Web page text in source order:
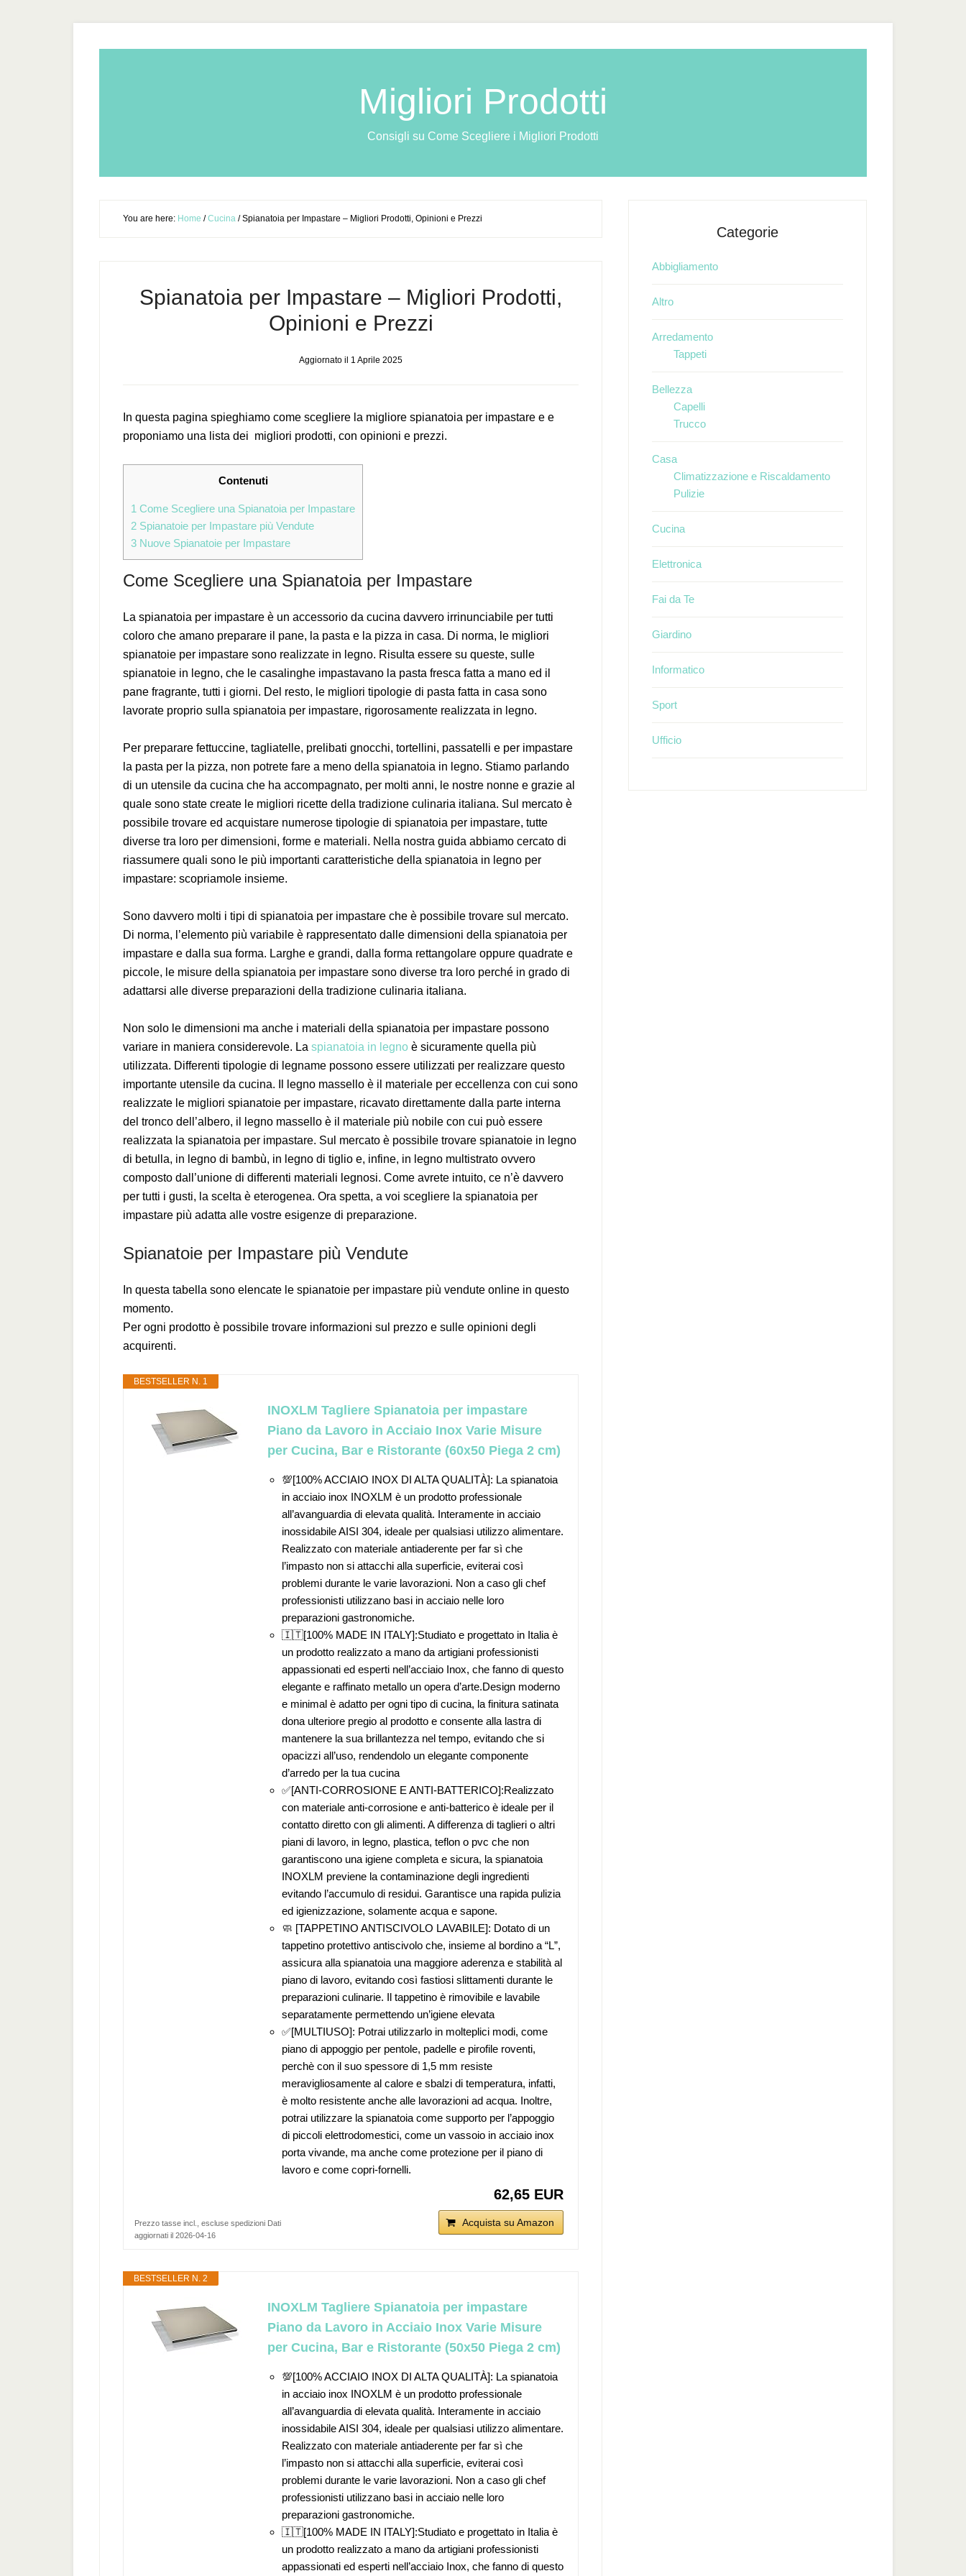
Migliori Prodotti
Consigli su Come Scegliere i Migliori Prodotti
You are here: Home / Cucina /Spianatoia per Impastare – Migliori Prodotti, Opinioni e Prezzi
Spianatoia per Impastare – Migliori Prodotti,
Opinioni e Prezzi
Aggiornato il 1 Aprile 2025
In questa pagina spieghiamo come scegliere la migliore spianatoia per impastare e e
proponiamo una lista dei migliori prodotti, con opinioni e prezzi.
Contenuti
1 Come Scegliere una Spianatoia per Impastare
2 Spianatoie per Impastare più Vendute
3 Nuove Spianatoie per Impastare
Come Scegliere una Spianatoia per Impastare
La spianatoia per impastare è un accessorio da cucina davvero irrinunciabile per tutti
coloro che amano preparare il pane, la pasta e la pizza in casa. Di norma, le migliori
spianatoie per impastare sono realizzate in legno. Risulta essere su queste, sulle
spianatoie in legno, che le casalinghe impastavano la pasta fresca fatta a mano ed il
pane fragrante, tutti i giorni. Del resto, le migliori tipologie di pasta fatta in casa sono
lavorate proprio sulla spianatoia per impastare, rigorosamente realizzata in legno.
Per preparare fettuccine, tagliatelle, prelibati gnocchi, tortellini, passatelli e per impastare
la pasta per la pizza, non potrete fare a meno della spianatoia in legno. Stiamo parlando
di un utensile da cucina che ha accompagnato, per molti anni, le nostre nonne e grazie al
quale sono state create le migliori ricette della tradizione culinaria italiana. Sul mercato è
possibile trovare ed acquistare numerose tipologie di spianatoia per impastare, tutte
diverse tra loro per dimensioni, forme e materiali. Nella nostra guida abbiamo cercato di
riassumere quali sono le più importanti caratteristiche della spianatoia in legno per
impastare: scopriamole insieme.
Sono davvero molti i tipi di spianatoia per impastare che è possibile trovare sul mercato.
Di norma, l’elemento più variabile è rappresentato dalle dimensioni della spianatoia per
impastare e dalla sua forma. Larghe e grandi, dalla forma rettangolare oppure quadrate e
piccole, le misure della spianatoia per impastare sono diverse tra loro perché in grado di
adattarsi alle diverse preparazioni della tradizione culinaria italiana.
Non solo le dimensioni ma anche i materiali della spianatoia per impastare possono
variare in maniera considerevole. La spianatoia in legno è sicuramente quella più
utilizzata. Differenti tipologie di legname possono essere utilizzati per realizzare questo
importante utensile da cucina. Il legno massello è il materiale per eccellenza con cui sono
realizzate le migliori spianatoie per impastare, ricavato direttamente dalla parte interna
del tronco dell’albero, il legno massello è il materiale più nobile con cui può essere
realizzata la spianatoia per impastare. Sul mercato è possibile trovare spianatoie in legno
di betulla, in legno di bambù, in legno di tiglio e, infine, in legno multistrato ovvero
composto dall’unione di differenti materiali legnosi. Come avrete intuito, ce n’è davvero
per tutti i gusti, la scelta è eterogenea. Ora spetta, a voi scegliere la spianatoia per
impastare più adatta alle vostre esigenze di preparazione.
Spianatoie per Impastare più Vendute
In questa tabella sono elencate le spianatoie per impastare più vendute online in questo
momento.
Per ogni prodotto è possibile trovare informazioni sul prezzo e sulle opinioni degli
acquirenti.
BESTSELLER N. 1
INOXLM Tagliere Spianatoia per impastare
Piano da Lavoro in Acciaio Inox Varie Misure
per Cucina, Bar e Ristorante (60x50 Piega 2 cm)
💯[100% ACCIAIO INOX DI ALTA QUALITÀ]: La spianatoia
in acciaio inox INOXLM è un prodotto professionale
all’avanguardia di elevata qualità. Interamente in acciaio
inossidabile AISI 304, ideale per qualsiasi utilizzo alimentare.
Realizzato con materiale antiaderente per far sì che
l’impasto non si attacchi alla superficie, eviterai così
problemi durante le varie lavorazioni. Non a caso gli chef
professionisti utilizzano basi in acciaio nelle loro
preparazioni gastronomiche.
🇮🇹[100% MADE IN ITALY]:Studiato e progettato in Italia è
un prodotto realizzato a mano da artigiani professionisti
appassionati ed esperti nell’acciaio Inox, che fanno di questo
elegante e raffinato metallo un opera d’arte.Design moderno
e minimal è adatto per ogni tipo di cucina, la finitura satinata
dona ulteriore pregio al prodotto e consente alla lastra di
mantenere la sua brillantezza nel tempo, evitando che si
opacizzi all’uso, rendendolo un elegante componente
d’arredo per la tua cucina
✅[ANTI-CORROSIONE E ANTI-BATTERICO]:Realizzato
con materiale anti-corrosione e anti-batterico è ideale per il
contatto diretto con gli alimenti. A differenza di taglieri o altri
piani di lavoro, in legno, plastica, teflon o pvc che non
garantiscono una igiene completa e sicura, la spianatoia
INOXLM previene la contaminazione degli ingredienti
evitando l’accumulo di residui. Garantisce una rapida pulizia
ed igienizzazione, solamente acqua e sapone.
🧼 [TAPPETINO ANTISCIVOLO LAVABILE]: Dotato di un
tappetino protettivo antiscivolo che, insieme al bordino a “L”,
assicura alla spianatoia una maggiore aderenza e stabilità al
piano di lavoro, evitando così fastiosi slittamenti durante le
preparazioni culinarie. Il tappetino è rimovibile e lavabile
separatamente permettendo un’igiene elevata
✅[MULTIUSO]: Potrai utilizzarlo in molteplici modi, come
piano di appoggio per pentole, padelle e pirofile roventi,
perchè con il suo spessore di 1,5 mm resiste
meravigliosamente al calore e sbalzi di temperatura, infatti,
è molto resistente anche alle lavorazioni ad acqua. Inoltre,
potrai utilizzare la spianatoia come supporto per l’appoggio
di piccoli elettrodomestici, come un vassoio in acciaio inox
porta vivande, ma anche come protezione per il piano di
lavoro e come copri-fornelli.
62,65 EUR
Acquista su Amazon
Prezzo tasse incl., escluse spedizioni Dati
aggiornati il 2026-04-16
BESTSELLER N. 2
INOXLM Tagliere Spianatoia per impastare
Piano da Lavoro in Acciaio Inox Varie Misure
per Cucina, Bar e Ristorante (50x50 Piega 2 cm)
💯[100% ACCIAIO INOX DI ALTA QUALITÀ]: La spianatoia
in acciaio inox INOXLM è un prodotto professionale
all’avanguardia di elevata qualità. Interamente in acciaio
inossidabile AISI 304, ideale per qualsiasi utilizzo alimentare.
Realizzato con materiale antiaderente per far sì che
l’impasto non si attacchi alla superficie, eviterai così
problemi durante le varie lavorazioni. Non a caso gli chef
professionisti utilizzano basi in acciaio nelle loro
preparazioni gastronomiche.
🇮🇹[100% MADE IN ITALY]:Studiato e progettato in Italia è
un prodotto realizzato a mano da artigiani professionisti
appassionati ed esperti nell’acciaio Inox, che fanno di questo
Categorie
Abbigliamento
Altro
Arredamento
Tappeti
Bellezza
Capelli
Trucco
Casa
Climatizzazione e Riscaldamento
Pulizie
Cucina
Elettronica
Fai da Te
Giardino
Informatico
Sport
Ufficio